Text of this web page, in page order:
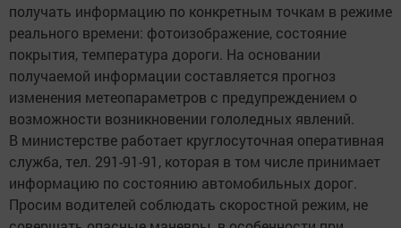
получать информацию по конкретным точкам в режиме
реального времени: фотоизображение, состояние
покрытия, температура дороги. На основании
получаемой информации составляется прогноз
изменения метеопараметров с предупреждением о
возможности возникновении гололедных явлений.
В министерстве работает круглосуточная оперативная
служба, тел. 291-91-91, которая в том числе принимает
информацию по состоянию автомобильных дорог.
Просим водителей соблюдать скоростной режим, не